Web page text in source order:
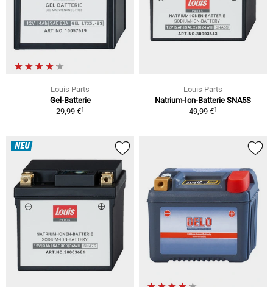
Louis Parts
Gel-Batterie
29,99 €1
Louis Parts
Natrium-Ion-Batterie SNA5S
49,99 €1
NEU